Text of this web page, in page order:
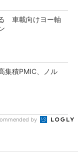
車載向けヨー軸
集積PMIC、ノル
by